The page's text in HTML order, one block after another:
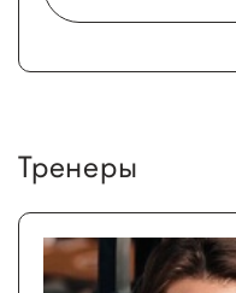
Документы
Контакты
Тренеры